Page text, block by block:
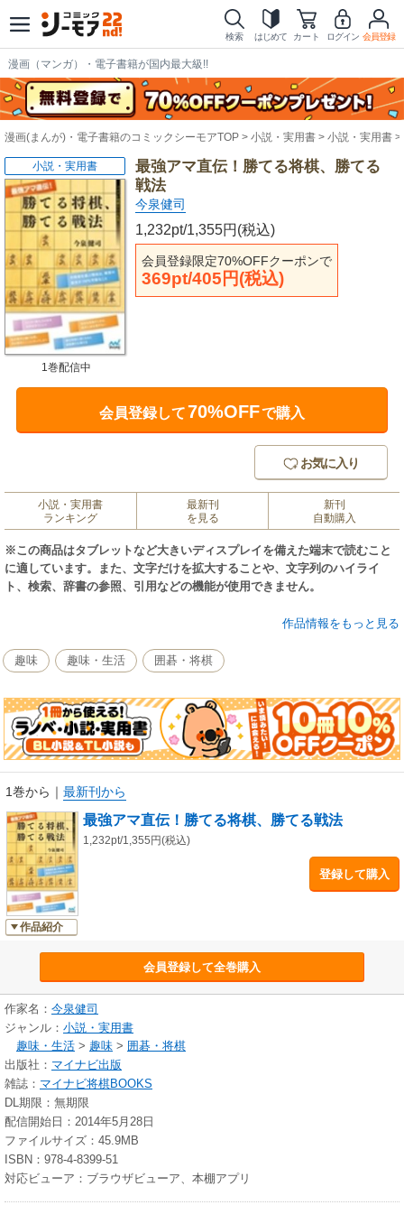
検索 はじめて カート ログイン 会員登録
漫画（マンガ）・電子書籍が国内最大級!!
漫画(まんが)・電子書籍のコミックシーモアTOP 小説・実用書 小説・実用書
最強アマ直伝！勝てる将棋、勝てる
戦法
今泉健司
1,232pt/1,355円(税込)
会員登録限定70%OFFクーポンで
369pt/405円(税込)
小説・実用書
1巻配信中
会員登録して70%OFFで購入
お気に入り
小説・実用書
ランキング
最新刊
を見る
新刊
自動購入
※この商品はタブレットなど大きいディスプレイを備えた端末で読むこと
に適しています。また、文字だけを拡大することや、文字列のハイライ
ト、検索、辞書の参照、引用などの機能が使用できません。
アマチュア将棋界のレジェンド今泉健司が「本当に勝てる戦法」を伝授！
「これにて先手良し」プロがそのように結論する場合、それはプロ棋戦の
持ち時間とプロの終盤力を前提としています。しかし、アマチュア大会
で、それで本当に勝てるでしょうか？実際はプロが有利と教える場面から
も勝ち切ることは難しく、それ以前に、プロが想定する局面にならないこ
とがほとんどではないでしょうか。本書はアマ棋戦で数々のタイトルを総
なめにしている今泉健司アマ七段がアマチュア同士の戦いで「本当に勝て
今泉アマが勝てる戦法として推奨するのは「中飛車」です。理由は100％そ
の戦型に誘導できること、相手の対策がある程度限定できることだといい
ます。よって、本書は中飛車戦法の指し方を解説したものですが、語られ
ているのは純粋に局面が優勢かどうかではなく、あくまで「勝ちやすいか
どうか」です。しかも、「アマチュアにとって勝ちやすいかどうか」で
す。また、本書に出てくる進行例は今泉アマの実戦から採用されているた
め、アマ大会で現れる可能性は十分あります。「角交換型」「対一直線穴
熊」などの他、アマを中心に流行の兆しが見える最新戦法「中飛車左穴
ぜひ読んでください。アマ同士の対局で勝ち続ける技術がこの一冊に凝縮
されています。
■CONTENTS
第１章：角交換型
第２章：相中飛車編
第３章：対一直線穴熊
第４章：左穴熊の戦い
第５章：向かい飛車編
第６章：次の一手
作品情報をもっと見る
趣味 趣味・生活 囲碁・将棋
1巻から ｜ 最新刊から
作品紹介
最強アマ直伝！勝てる将棋、勝てる戦法
1,232pt/1,355円(税込)
登録して購入
会員登録して全巻購入
作家名： 今泉健司
ジャンル： 小説・実用書
趣味・生活 > 趣味 > 囲碁・将棋
出版社： マイナビ出版
雑誌： マイナビ将棋BOOKS
DL期限：無期限
配信開始日：2014年5月28日
ファイルサイズ：45.9MB
ISBN：978-4-8399-51
対応ビューア：ブラウザビューア、本棚アプリ